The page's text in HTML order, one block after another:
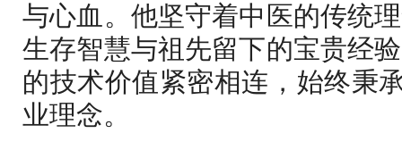
与心血。他坚守着中医的传统
生存智慧与祖先留下的宝贵经
的技术价值紧密相连，始终秉
业理念。